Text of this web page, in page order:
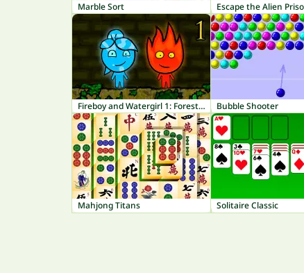
Marble Sort Escape the Alien
Fireboy and Watergirl 1: Forest Temple Bubble Shooter
Mahjong Titans Solitaire Classic